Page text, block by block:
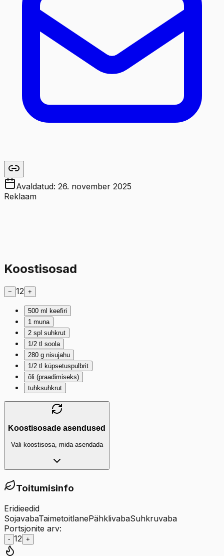
Avaldatud: 26. november 2025
Reklaam
Koostisosad
− 12 +
500 ml keefiri
1 muna
2 spl suhkrut
1/2 tl soola
280 g nisujahu
1/2 tl küpsetuspulbrit
õli (praadimiseks)
tuhksuhkrut
Koostisosade asendused
Vali koostisosa, mida asendada
Toitumisinfo
Eridieedid
SojavabaTaimetoitlanePähklivabaSuhkruvaba
Portsjonite arv:
- 12 +